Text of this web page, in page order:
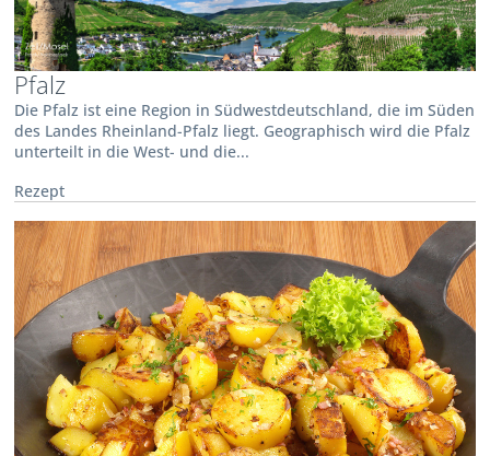
Pfalz
Die Pfalz ist eine Region in Südwestdeutschland, die im Süden
des Landes Rheinland-Pfalz liegt. Geographisch wird die Pfalz
unterteilt in die West- und die...
Rezept